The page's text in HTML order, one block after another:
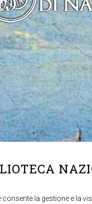
consente la gestione e la